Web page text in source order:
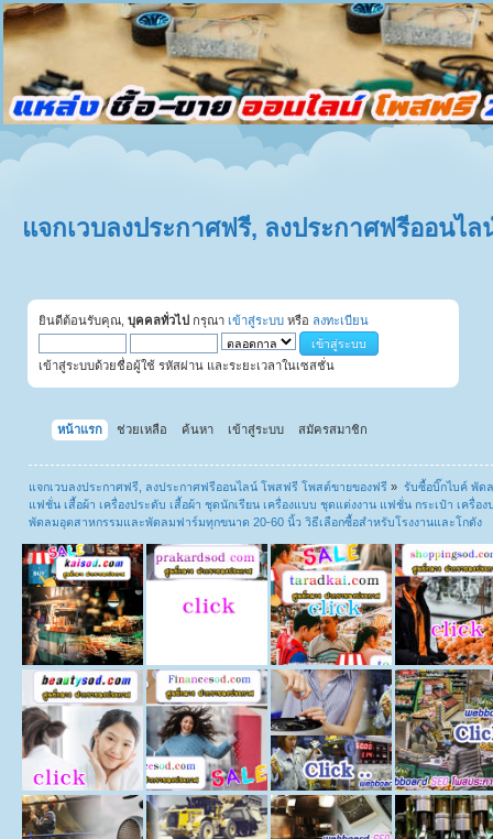
แจกเวบลงประกาศฟรี, ลงประกาศฟรีออนไ
ยินดีต้อนรับคุณ, บุคคลทั่วไป กรุณา เข้าสู่ระบบ หรือ ลงทะเบียน
เข้าสู่ระบบด้วยชื่อผู้ใช้ รหัสผ่าน และระยะเวลาในเซสชั่น
หน้าแรก ช่วยเหลือ ค้นหา เข้าสู่ระบบ สมัครสมาชิก
แจกเวบลงประกาศฟรี, ลงประกาศฟรีออนไลน์ โพสฟรี โพสต์ขายของฟรี » รับซื้อบิ๊กไบค์ พัด
แฟชั่น เสื้อผ้า เครื่องประดับ เสื้อผ้า ชุดนักเรียน เครื่องแบบ ชุดแต่งงาน แฟชั่น กระเป๋า เครื่
พัดลมอุตสาหกรรมและพัดลมฟาร์มทุกขนาด 20-60 นิ้ว วิธีเลือกซื้อสำหรับโรงงานและโกดัง